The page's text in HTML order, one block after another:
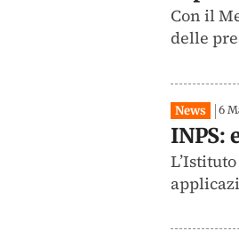
Con il
delle
News 6
INPS: